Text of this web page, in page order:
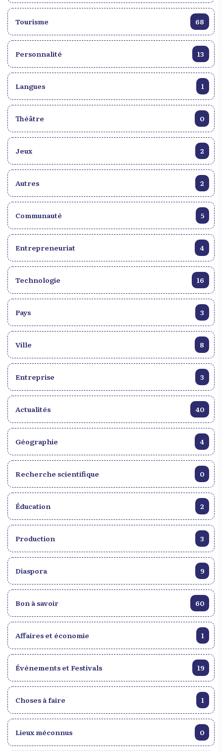
Tourisme 68
Personnalité 13
Langues 1
Théâtre 0
Jeux 2
Autres 2
Communauté 5
Entrepreneuriat 4
Technologie 16
Pays 3
Ville 8
Entreprise 3
Actualités 40
Géographie 4
Recherche scientifique 0
Éducation 2
Production 3
Diaspora 9
Bon à savoir 60
Affaires et économie 1
Événements et Festivals 19
Choses à faire 1
Lieux méconnus 0